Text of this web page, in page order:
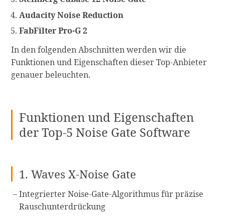
Audacity Noise Reduction
FabFilter Pro-G 2
In den folgenden Abschnitten werden wir die
Funktionen und Eigenschaften dieser Top-Anbieter
genauer beleuchten.
Funktionen und Eigenschaften
der Top-5 Noise Gate Software
1. Waves X-Noise Gate
Integrierter Noise-Gate-Algorithmus für präzise
Rauschunterdrückung